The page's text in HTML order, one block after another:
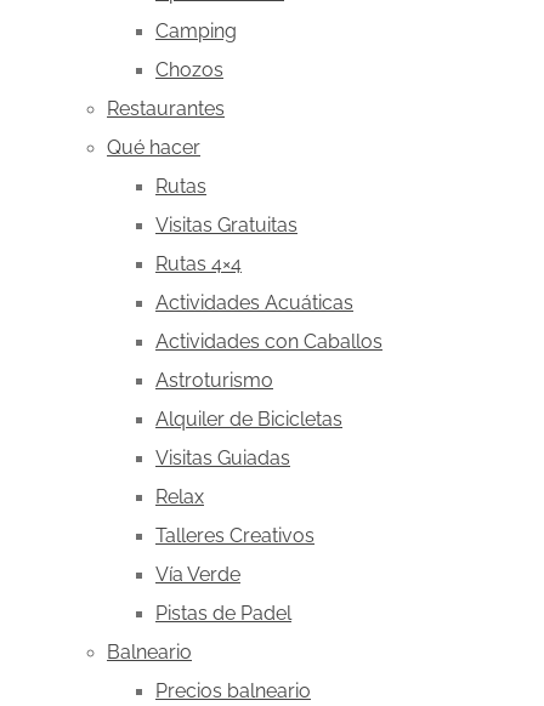
Camping
Chozos
Restaurantes
Qué hacer
Rutas
Visitas Gratuitas
Rutas 4×4
Actividades Acuáticas
Actividades con Caballos
Astroturismo
Alquiler de Bicicletas
Visitas Guiadas
Relax
Talleres Creativos
Vía Verde
Pistas de Padel
Balneario
Precios balneario